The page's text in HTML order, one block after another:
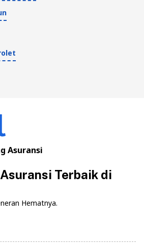
Asuransi
Terbaik di
Hematnya.